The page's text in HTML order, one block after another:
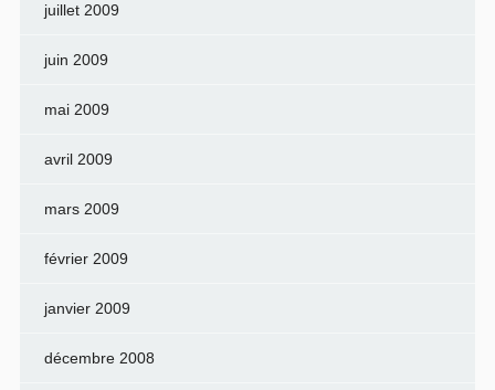
juillet 2009
juin 2009
mai 2009
avril 2009
mars 2009
février 2009
janvier 2009
décembre 2008